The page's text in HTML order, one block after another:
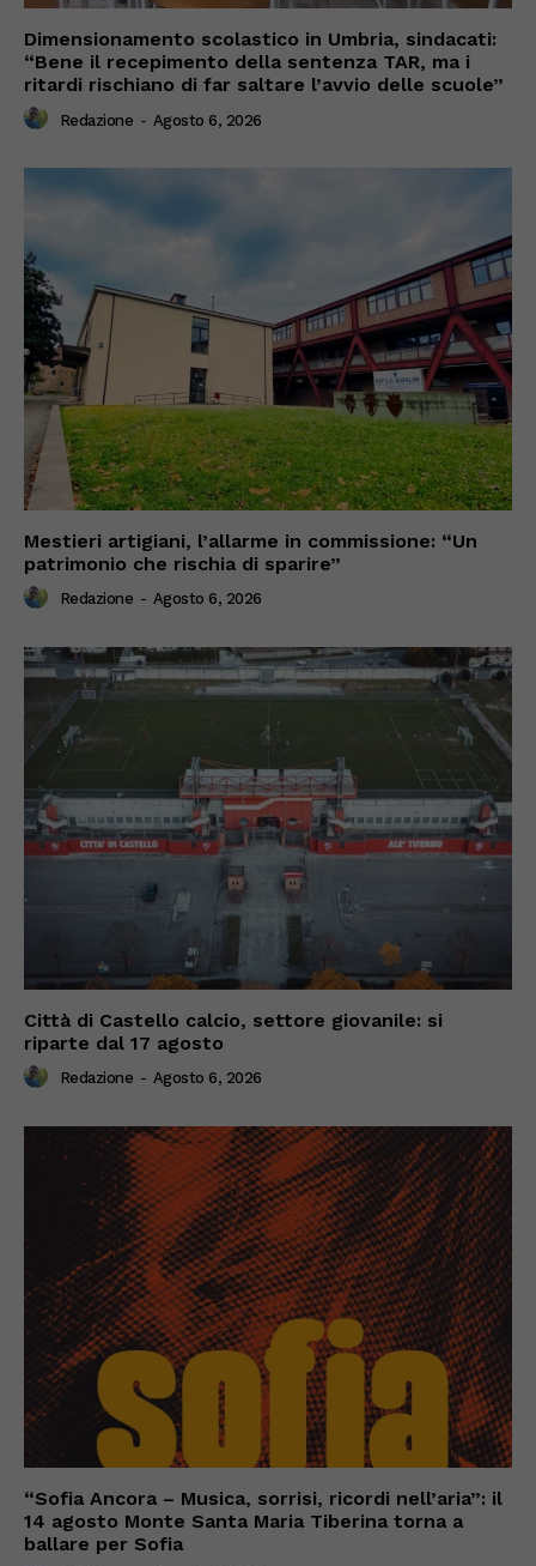
Dimensionamento scolastico in Umbria, sindacati:
“Bene il recepimento della sentenza TAR, ma i
ritardi rischiano di far saltare l’avvio delle scuole”
Redazione - Agosto 6, 2026
Mestieri artigiani, l’allarme in commissione: “Un
patrimonio che rischia di sparire”
Redazione - Agosto 6, 2026
Città di Castello calcio, settore giovanile: si
riparte dal 17 agosto
Redazione - Agosto 6, 2026
“Sofia Ancora – Musica, sorrisi, ricordi nell’aria”: il
14 agosto Monte Santa Maria Tiberina torna a
ballare per Sofia